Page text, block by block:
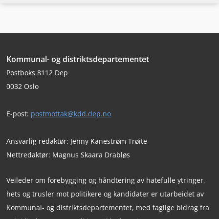
sivilrettslig vern mot enkelte ytringer. Blant annet
erstatning for ærekrenkelser på nærmere vilkår.
erstatning er krenkelse av privatlivets fred jf.
skadeserstatningsloven § 3-6 samt trusler og
hensynsløs adferd jf. skadeserstatningsloven § 3-
medieansvarsloven § 13 om redaktørens (eller
den som handler på vegne av redaktøren) straff-
i medier.
Formål med veilederen
Juridiske rammer
Konsekvenser
Trusselvurderinger
Vil du lese mer om temaet?
Bunntekst
Kommunal- og distriktsdepartementet
Postboks 8112 Dep
0032 Oslo
E-post: postmottak@kdd.dep.no
Ansvarlig redaktør: Jenny Kanestrøm Trøite
Nettredaktør: Magnus Skaara Drabløs
Veileder om forebygging og håndtering av hatefulle ytringer,
hets og trusler mot politikere og kandidater er utarbeidet av
Kommunal- og distriktsdepartementet, med faglige bidrag fra